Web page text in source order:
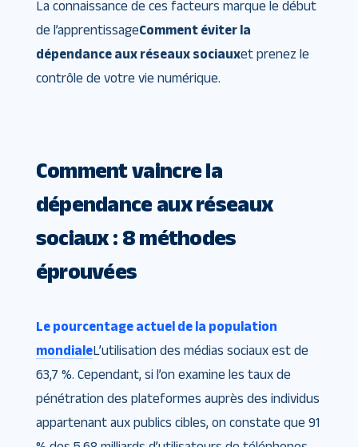
La connaissance de ces facteurs marque le début
de l’apprentissageComment éviter la
dépendance aux réseaux sociauxet prenez le
contrôle de votre vie numérique.
Comment vaincre la
dépendance aux réseaux
sociaux : 8 méthodes
éprouvées
Le pourcentage actuel de la population
mondialeL’utilisation des médias sociaux est de
63,7 %. Cependant, si l’on examine les taux de
pénétration des plateformes auprès des individus
appartenant aux publics cibles, on constate que 91